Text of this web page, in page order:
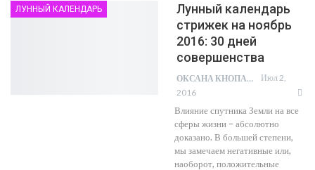
ЛУННЫЙ КАЛЕНДАРЬ
Лунный календарь
стрижек на ноябрь
2016: 30 дней
совершенства
ОКСАНА КНОПА
Июл 2,
2016
Влияние спутника Земли на все
сферы жизни – абсолютно
доказано. В большей степени,
мы замечаем негативные или,
наоборот, положительные